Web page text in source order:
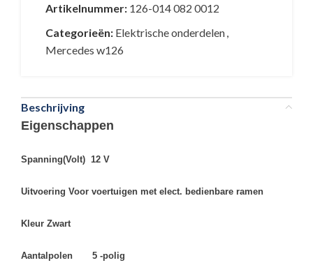
Artikelnummer: 126-014 082 0012
Categorieën: Elektrische onderdelen
Mercedes w126
Beschrijving
Eigenschappen
Spanning(Volt) 12 V
Uitvoering Voor voertuigen met elect. bedienbare ramen
Kleur Zwart
Aantalpolen 5 -polig